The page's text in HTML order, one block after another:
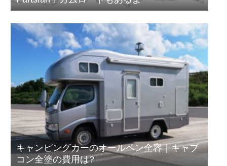
キャンピングカーのオールペン全容｜キャブ
コン全塗の費用は?
カムロードのタイヤはこれで決まり！デイブ